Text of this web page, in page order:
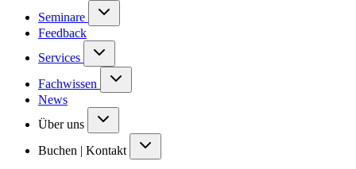
Seminare
Feedback
Services
Fachwissen
News
Über uns
Buchen | Kontakt